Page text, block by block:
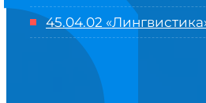
45.04.02